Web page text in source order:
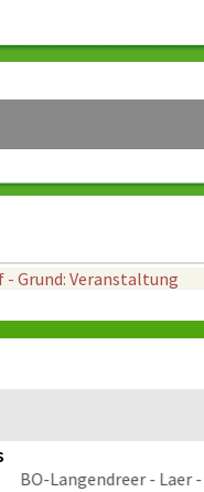
Grund: Veranstaltung
BO-Langendreer - Laer